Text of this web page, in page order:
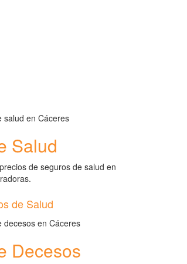
Salud
de seguros de salud en
de Salud
Decesos